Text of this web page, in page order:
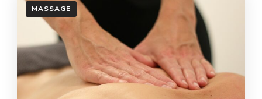
MASSAGE